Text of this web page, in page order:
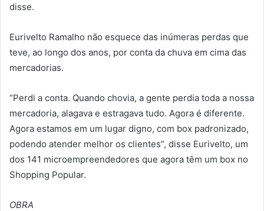
disse.
Eurivelto Ramalho não esquece das inúmeras perdas que
teve, ao longo dos anos, por conta da chuva em cima das
mercadorias.
“Perdi a conta. Quando chovia, a gente perdia toda a nossa
mercadoria, alagava e estragava tudo. Agora é diferente.
Agora estamos em um lugar digno, com box padronizado,
podendo atender melhor os clientes”, disse Eurivelto, um
dos 141 microempreendedores que agora têm um box no
Shopping Popular.
OBRA